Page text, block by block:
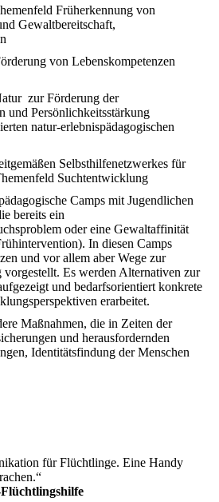
Früherkennung von
Gewaltbereitschaft,
von Lebenskompetenzen
zur Förderung der
und Persönlichkeitsstärkung
natur-erlebnispädagogischen
Selbsthilfenetzwerkes für
Suchtentwicklung
Camps mit Jugendlichen
bereits ein
oder eine Gewaltaffinität
In diesen Camps
und vor allem aber Wege zur
vorgestellt. Es werden Alternativen zur
und bedarfsorientiert konkrete
erarbeitet.
Maßnahmen, die in Zeiten der
und herausfordernden
Identitätsfindung der Menschen
für Flüchtlinge. Eine Handy